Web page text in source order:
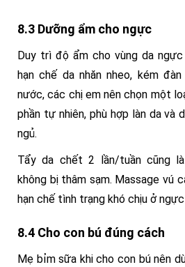
8.3 Dưỡng ẩm cho ngực
Duy trì độ ẩm cho vùng da
hạn chế da nhăn nheo, kém
nước, các chị em nên chọn một
phần tự nhiên, phù hợp làn da và
ngủ.
Tẩy da chết 2 lần/tuần cũng
không bị thâm sạm. Massage vú
hạn chế tình trạng khó chịu ở ngực
8.4 Cho con bú đúng cách
Mẹ bỉm sữa khi cho con bú nên